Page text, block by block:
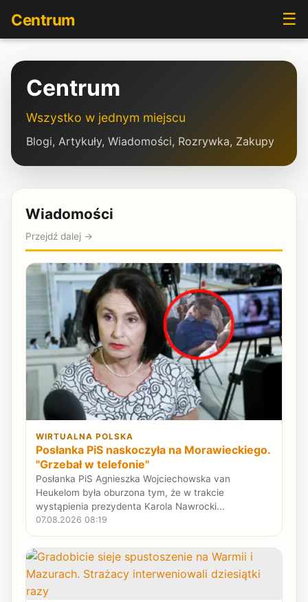
Centrum ☰
Centrum
Wszystko w jednym miejscu
Blogi, Artykuły, Wiadomości, Rozrywka, Zakupy
Wiadomości
Przejdź dalej →
WIRTUALNA POLSKA
Posłanka PiS naskoczyła na Morawieckiego.
"Grzebał w telefonie"
Posłanka PiS Agnieszka Wojciechowska van
Heukelom była oburzona tym, że w trakcie
wystąpienia prezydenta Karola Nawrocki...
07.08.2026 08:19